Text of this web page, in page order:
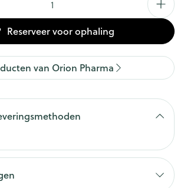
Reserveervoor ophaling
van Orion Pharma